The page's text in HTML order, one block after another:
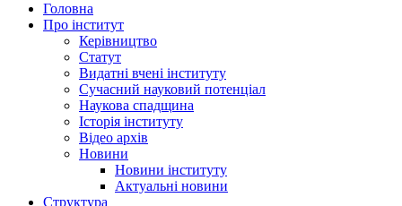
Головна
Про інститут
Керівництво
Статут
Видатні вчені інституту
Сучасний науковий потенціал
Наукова спадщина
Історія інституту
Відео архів
Новини
Новини інституту
Актуальні новини
Структура